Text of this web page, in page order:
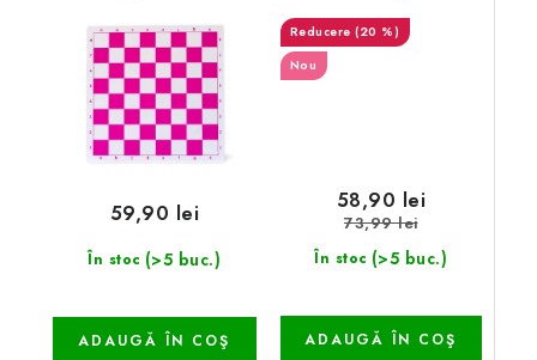
În stoc (>5 buc.)
59,90 lei
ADAUGĂ ÎN COŞ
(20 %)
Nou
În stoc (>5 buc.)
58,90 lei
73,99 lei
ADAUGĂ ÎN COŞ